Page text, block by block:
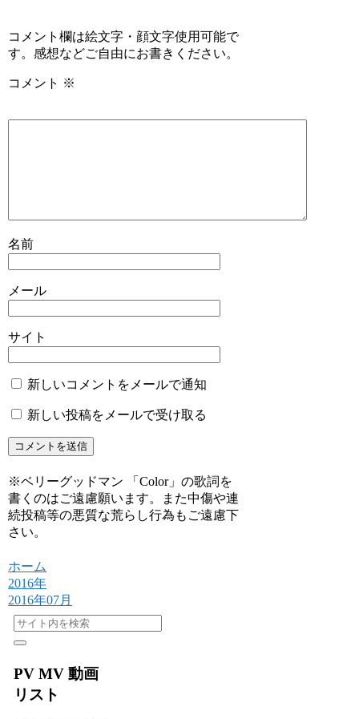
コメント欄は絵文字・顔文字使用可能で
す。感想などご自由にお書きください。
コメント ※
名前
メール
サイト
新しいコメントをメールで通知
新しい投稿をメールで受け取る
※ベリーグッドマン 「Color」の歌詞を
書くのはご遠慮願います。また中傷や連
続投稿等の悪質な荒らし行為もご遠慮下
さい。
ホーム
2016年
2016年07月
PV MV 動画
リスト